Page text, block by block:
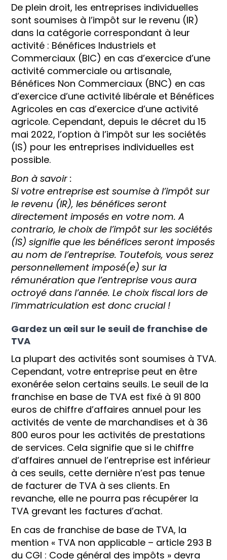
De plein droit, les entreprises individuelles
sont soumises à l’impôt sur le revenu (IR)
dans la catégorie correspondant à leur
activité : Bénéfices Industriels et
Commerciaux (BIC) en cas d’exercice d’une
activité commerciale ou artisanale,
Bénéfices Non Commerciaux (BNC) en cas
d’exercice d’une activité libérale et Bénéfices
Agricoles en cas d’exercice d’une activité
agricole. Cependant, depuis le décret du 15
mai 2022, l’option à l’impôt sur les sociétés
(IS) pour les entreprises individuelles est
possible.
Bon à savoir :
Si votre entreprise est soumise à l’impôt sur
le revenu (IR), les bénéfices seront
directement imposés en votre nom. A
contrario, le choix de l’impôt sur les sociétés
(IS) signifie que les bénéfices seront imposés
au nom de l’entreprise. Toutefois, vous serez
personnellement imposé(e) sur la
rémunération que l’entreprise vous aura
octroyé dans l’année. Le choix fiscal lors de
l’immatriculation est donc crucial !
Gardez un œil sur le seuil de franchise de
TVA
La plupart des activités sont soumises à TVA.
Cependant, votre entreprise peut en être
exonérée selon certains seuils. Le seuil de la
franchise en base de TVA est fixé à 91 800
euros de chiffre d’affaires annuel pour les
activités de vente de marchandises et à 36
800 euros pour les activités de prestations
de services. Cela signifie que si le chiffre
d’affaires annuel de l’entreprise est inférieur
à ces seuils, cette dernière n’est pas tenue
de facturer de TVA à ses clients. En
revanche, elle ne pourra pas récupérer la
TVA grevant les factures d’achat.
En cas de franchise de base de TVA, la
mention « TVA non applicable – article 293 B
du CGI : Code général des impôts » devra